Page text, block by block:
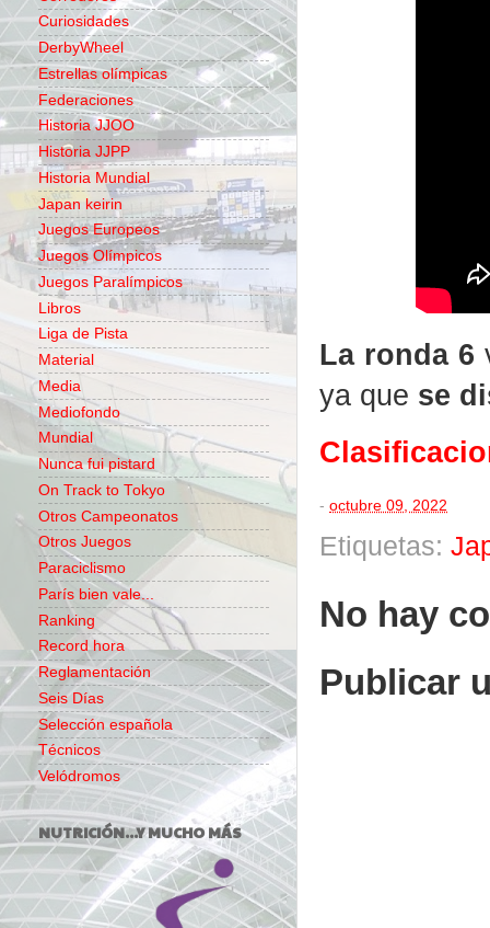
La ronda 6
ya que se
- octubre 09, 2022
Etiquetas:
No hay
Publicar
Curiosidades
DerbyWheel
Estrellas olímpicas
Federaciones
Historia JJOO
Historia JJPP
Historia Mundial
Japan keirin
Juegos Europeos
Juegos Olímpicos
Juegos Paralímpicos
Libros
Liga de Pista
Material
Media
Mediofondo
Mundial
Nunca fui pistard
On Track to Tokyo
Otros Campeonatos
Otros Juegos
Paraciclismo
París bien vale...
Ranking
Record hora
Reglamentación
Seis Días
Selección española
Técnicos
Velódromos
NUTRICIÓN...Y MUCHO MÁS